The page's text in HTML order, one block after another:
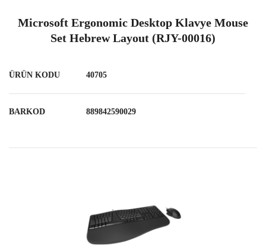
Microsoft Ergonomic Desktop Klavye Mouse
Set Hebrew Layout (RJY-00016)
ÜRÜN KODU 40705
BARKOD 889842590029